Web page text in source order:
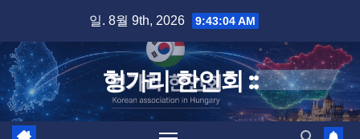
content
일. 8월 9th, 2026 9:43:05 AM
헝가리 한인회 ::